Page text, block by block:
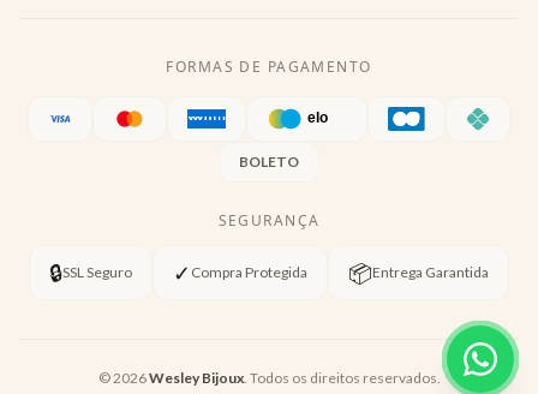
FORMAS DE PAGAMENTO
BOLETO
SEGURANÇA
🔒SSL Seguro ✓ Compra Protegida 📦Entrega Garantida
©2026Wesley Bijoux. Todos os direitos reservados.